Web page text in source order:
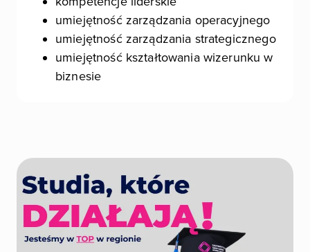
umiejętność zarządzania operacyjnego
umiejętność zarządzania strategicznego
umiejętność kształtowania wizerunku w
biznesie